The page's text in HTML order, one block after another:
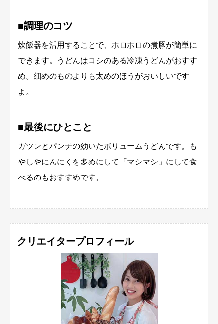
■調理のコツ
炊飯器を活用することで、ホロホロの煮豚が簡単に
できます。うどんはコシのある冷凍うどんがおすす
め。細めのものよりも太めのほうがおいしいです
よ。
■最後にひとこと
ガツンとパンチの効いたボリュームうどんです。も
やしやにんにくを多めにして「マシマシ」にして食
べるのもおすすめです。
クリエイタープロフィール